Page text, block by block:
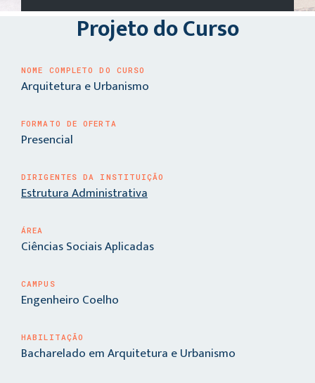
Projeto do Curso
NOME COMPLETO DO CURSO
Arquitetura e Urbanismo
FORMATO DE OFERTA
Presencial
DIRIGENTES DA INSTITUIÇÃO
Estrutura Administrativa
ÁREA
Ciências Sociais Aplicadas
CAMPUS
Engenheiro Coelho
HABILITAÇÃO
Bacharelado em Arquitetura e Urbanismo